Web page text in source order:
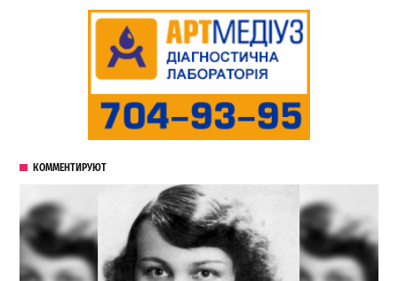
КОММЕНТИРУЮТ